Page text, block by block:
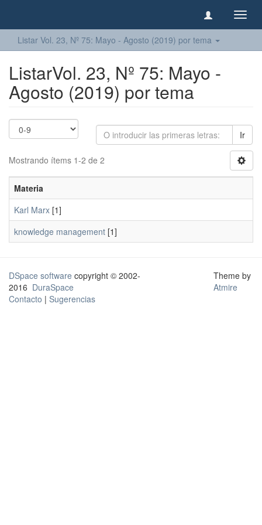
Listar Vol. 23, Nº 75: Mayo - Agosto (2019) por tema
ListarVol. 23, Nº 75: Mayo -
Agosto (2019) por tema
Ir
Mostrando ítems 1-2 de 2
Materia
Karl Marx [1]
knowledge management [1]
DSpace software copyright © 2002-
2016 DuraSpace
Contacto | Sugerencias
Theme by
Atmire